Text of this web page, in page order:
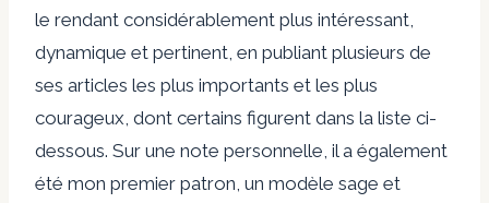
le rendant considérablement plus intéressant,
dynamique et pertinent, en publiant plusieurs de
ses articles les plus importants et les plus
courageux, dont certains figurent dans la liste ci-
dessous. Sur une note personnelle, il a également
été mon premier patron, un modèle sage et